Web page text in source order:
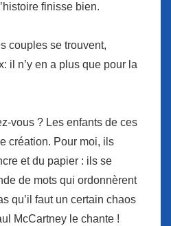
finisse bien.
couples se trouvent,
il n’y en a plus que pour la
vous ? Les enfants de ces
création. Pour moi, ils
et du papier : ils se
de mots qui ordonnèrent
qu’il faut un certain chaos
McCartney le chante !